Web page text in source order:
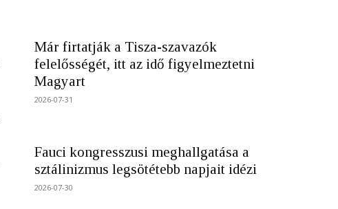
Már firtatják a Tisza-szavazók
felelősségét, itt az idő figyelmeztetni
Magyart
2026-07-31
Fauci kongresszusi meghallgatása a
sztálinizmus legsötétebb napjait idézi
2026-07-30